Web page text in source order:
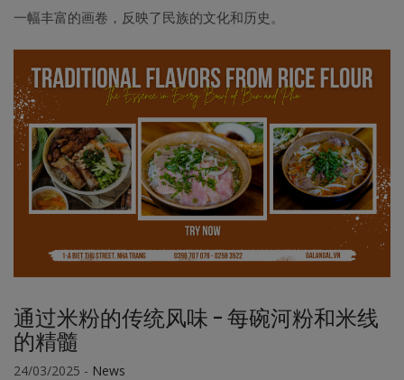
一幅丰富的画卷，反映了民族的文化和历史。
通过米粉的传统风味 - 每碗河粉和米线
的精髓
24/03/2025 - News